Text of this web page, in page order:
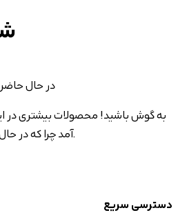
در حال
به گوش باشید! محصولات بیشتری در
آمد چرا که در حال اضافه شدن به سایت هستند.
دسترسی سریع